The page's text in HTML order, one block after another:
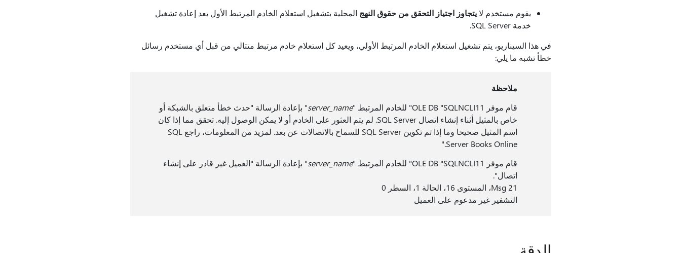
يقوم مستخدم لايتجاوز اجتياز التحقق من حقوق النهج المحلية بتشغيل استعلام الخادم المرتبط الأول بعد إعادة تشغيل
خدمة SQL Server.
في هذا السيناريو، يتم تشغيل استعلام الخادم المرتبط الأولي، ويعيد كل استعلام خادم مرتبط متتالي من قبل أي مستخدم رسائل
خطأ تشبه ما يلي:
ملاحظة
قام موفر OLE DB "SQLNCLI11" للخادم المرتبط "
server_name" بإعادة الرسالة "حدث خطأ متعلق بالشبكة أو
خاص بالمثيل أثناء إنشاء اتصال SQL Server. لم يتم العثور على الخادم أو لا يمكن الوصول إليه. تحقق مما إذا كان
اسم المثيل صحيحا وما إذا تم تكوين SQL Server للسماح بالاتصالات عن بعد. لمزيد من المعلومات، راجع SQL
Server Books Online."
قام موفر OLE DB "SQLNCLI11" للخادم المرتبط "
server_name" بإعادة الرسالة "العميل غير قادر على إنشاء
اتصال".
Msg 21، المستوى 16، الحالة 1، السطر 0
التشفير غير مدعوم على العميل